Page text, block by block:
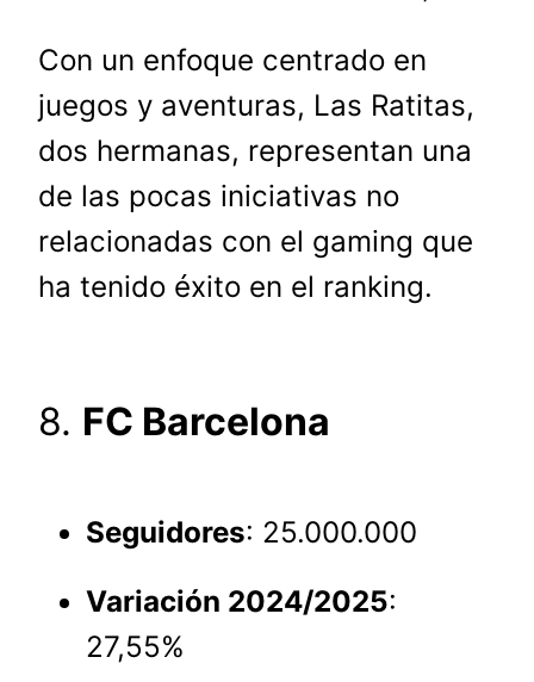
Con un enfoque centrado en
juegos y aventuras, Las Ratitas,
dos hermanas, representan una
de las pocas iniciativas no
relacionadas con el gaming que
ha tenido éxito en el ranking.
8. FC Barcelona
Seguidores: 25.000.000
Variación 2024/2025:
27,55%